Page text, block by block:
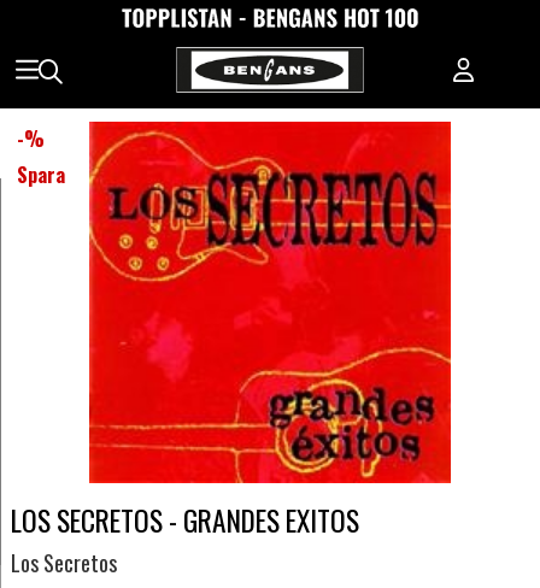
-%
Spara
LOS SECRETOS - GRANDES EXITOS
Los Secretos